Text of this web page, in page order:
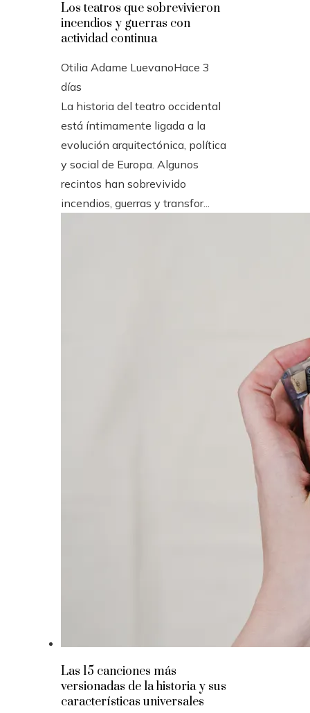
Los teatros que sobrevivieron
incendios y guerras con
actividad continua
Otilia Adame LuevanoHace 3
días
La historia del teatro occidental
está íntimamente ligada a la
evolución arquitectónica, política
y social de Europa. Algunos
recintos han sobrevivido
incendios, guerras y transfor...
Las 15 canciones más
versionadas de la historia y sus
características universales